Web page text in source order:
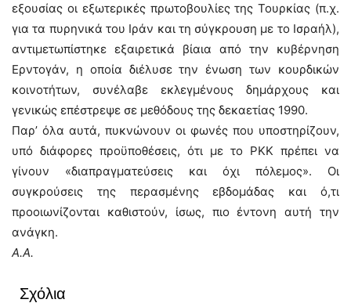
εξουσίας οι εξωτερικές πρωτοβουλίες της Τουρκίας (π.χ.
για τα πυρηνικά του Ιράν και τη σύγκρουση με το Ισραήλ),
αντιμετωπίστηκε εξαιρετικά βίαια από την κυβέρνηση
Ερντογάν, η οποία διέλυσε την ένωση των κουρδικών
κοινοτήτων, συνέλαβε εκλεγμένους δημάρχους και
γενικώς επέστρεψε σε μεθόδους της δεκαετίας 1990.
Παρ’ όλα αυτά, πυκνώνουν οι φωνές που υποστηρίζουν,
υπό διάφορες προϋποθέσεις, ότι με το ΡΚΚ πρέπει να
γίνουν «διαπραγματεύσεις και όχι πόλεμος». Οι
συγκρούσεις της περασμένης εβδομάδας και ό,τι
προοιωνίζονται καθιστούν, ίσως, πιο έντονη αυτή την
ανάγκη.
Α.Α.
Σχόλια